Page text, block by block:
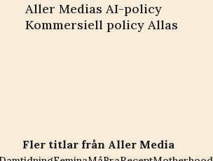
Aller Medias AI-policy
Kommersiell policy Allas
Fler titlar från Aller Media